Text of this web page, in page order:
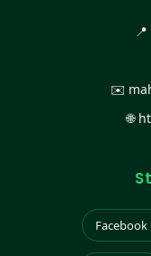
✉️
🌐
Facebook